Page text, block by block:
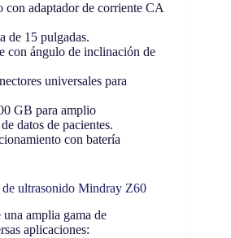
con adaptador de corriente CA
de 15 pulgadas.
con ángulo de inclinación de
universales para
GB para amplio
datos de pacientes.
con batería
de ultrasonido Mindray Z60
amplia gama de
aplicaciones: